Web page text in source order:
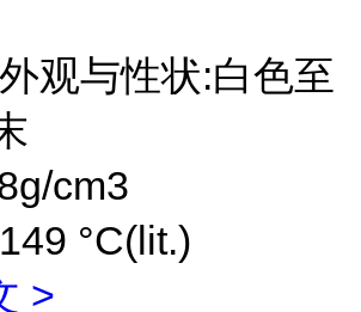
观与性状:白色至
cm3
°C(lit.)
>